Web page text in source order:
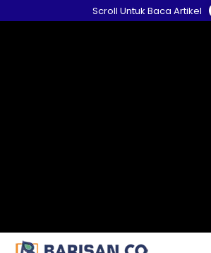
ke
Scroll Untuk Baca Artikel